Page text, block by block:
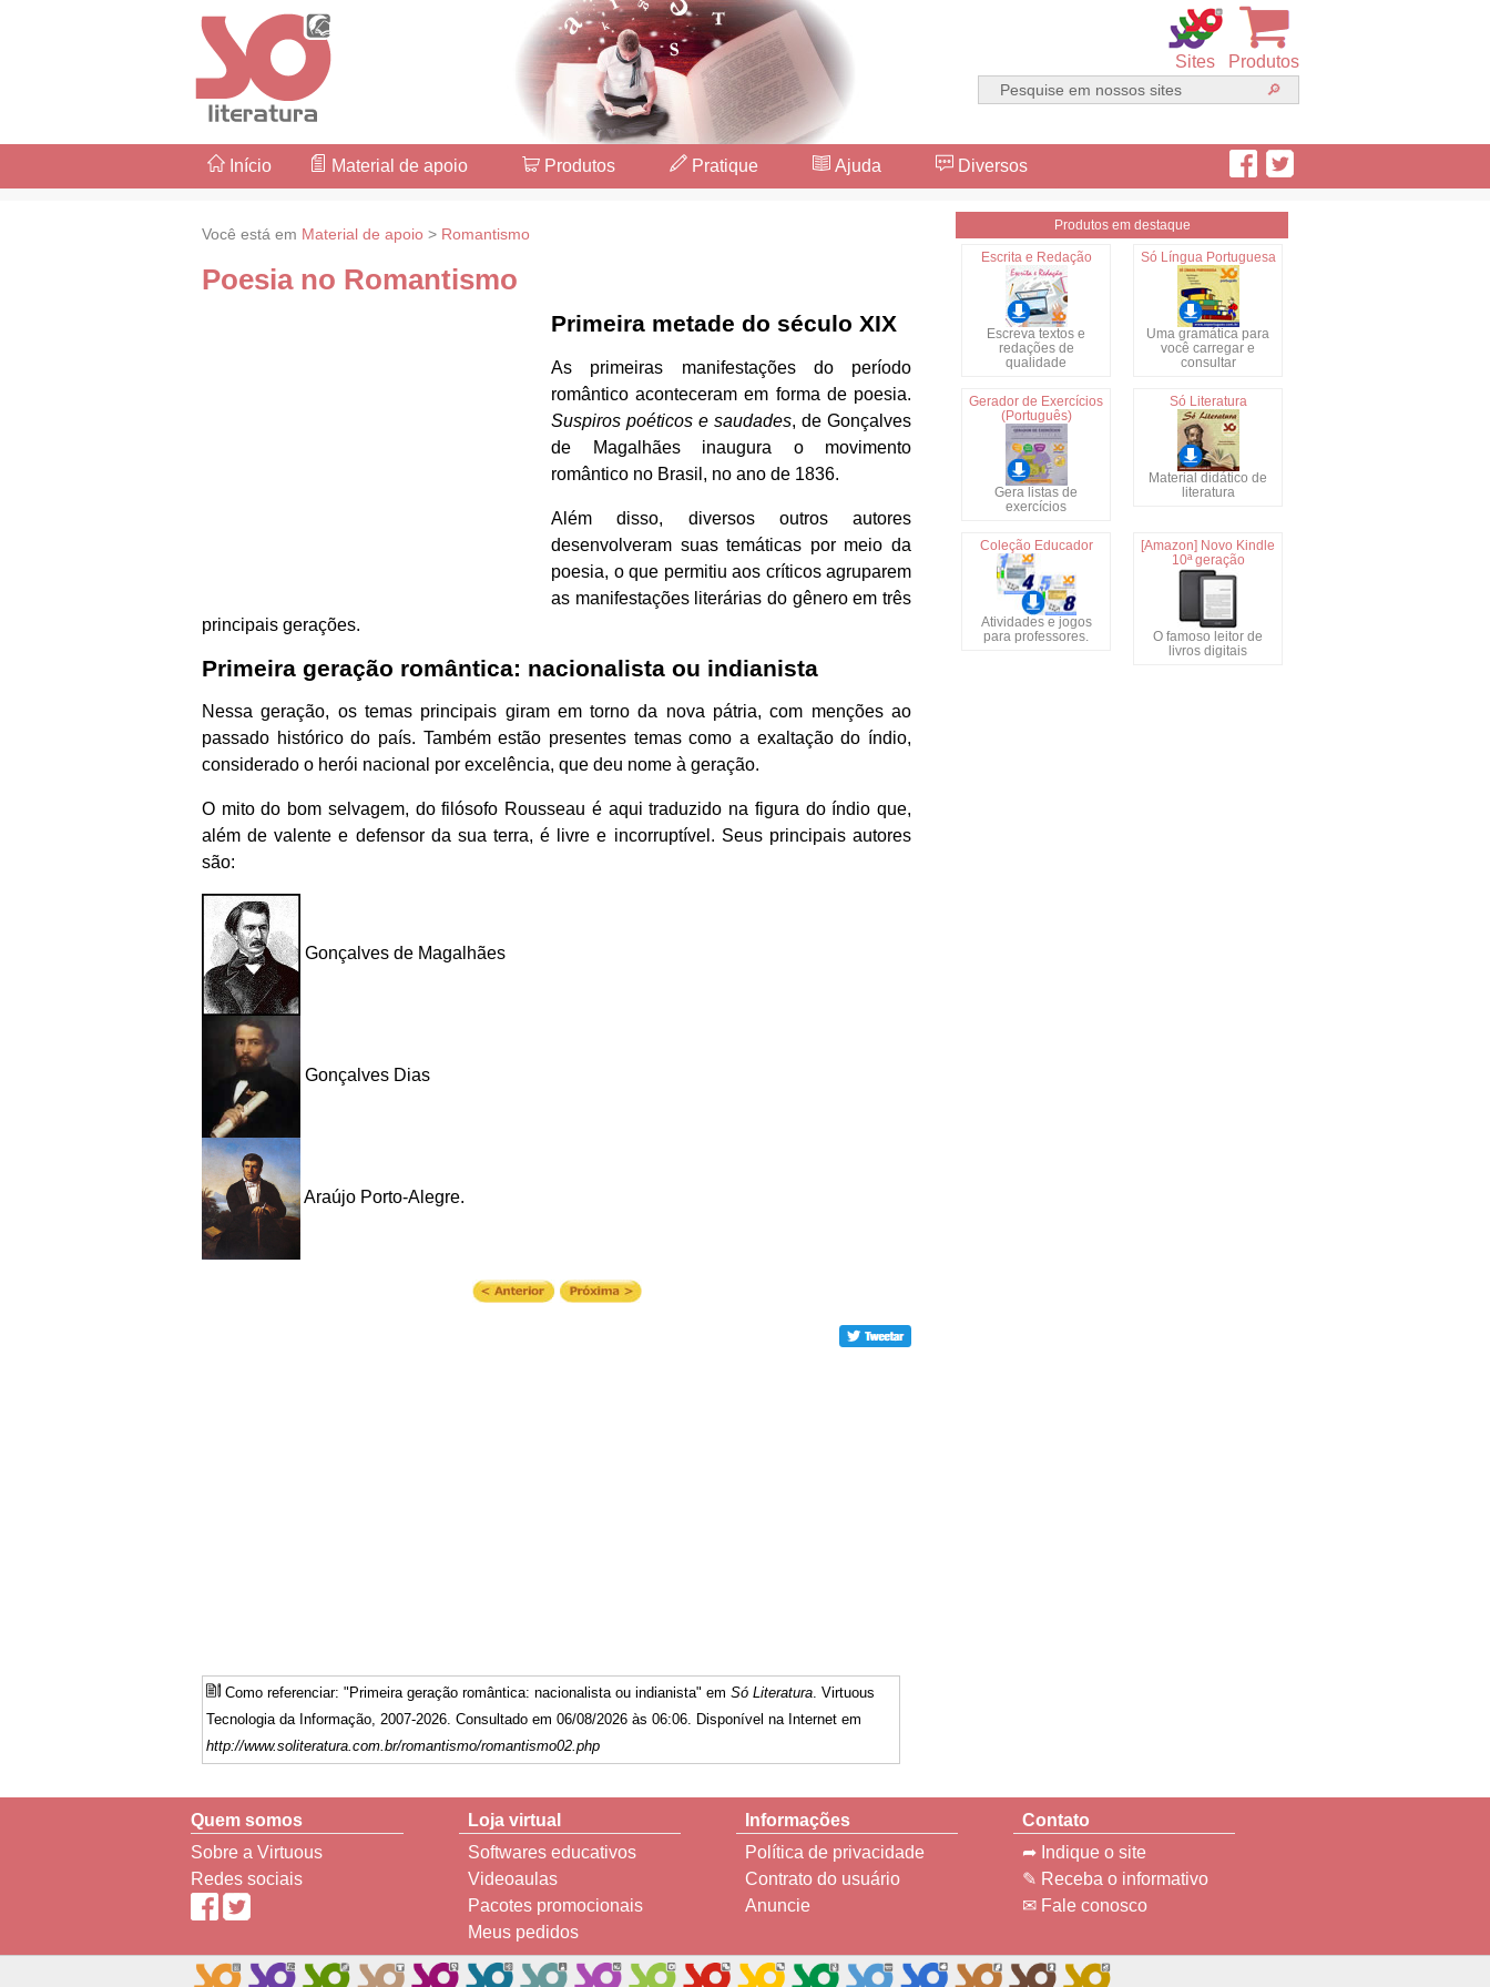
Produtos
Sites
Início Material de apoio Produtos Pratique Ajuda Diversos
Você está em Material de apoio > Romantismo
Poesia no Romantismo
Primeira metade do século XIX
As primeiras manifestações do período
romântico aconteceram em forma de poesia.
Suspiros poéticos e saudades, de Gonçalves
de Magalhães inaugura o movimento
romântico no Brasil, no ano de 1836.
Além disso, diversos outros autores
desenvolveram suas temáticas por meio da
poesia, o que permitiu aos críticos agruparem
as manifestações literárias do gênero em três
principais gerações.
Primeira geração romântica: nacionalista ou indianista
Nessa geração, os temas principais giram em torno da nova pátria, com menções ao
passado histórico do país. Também estão presentes temas como a exaltação do índio,
considerado o herói nacional por excelência, que deu nome à geração.
O mito do bom selvagem, do filósofo Rousseau é aqui traduzido na figura do índio que,
além de valente e defensor da sua terra, é livre e incorruptível. Seus principais autores
são:
Gonçalves de Magalhães
Gonçalves Dias
Araújo Porto-Alegre.
Como referenciar: "Primeira geração romântica: nacionalista ou indianista" em Só Literatura. Virtuous
Tecnologia da Informação, 2007-2026. Consultado em 06/08/2026 às 06:06. Disponível na Internet em
http://www.soliteratura.com.br/romantismo/romantismo02.php
Produtos em destaque
Escrita e Redação
Escreva textos e
redações de
qualidade
Só Língua Portuguesa
Uma gramática para
você carregar e
consultar
Gerador de Exercícios
(Português)
Gera listas de
exercícios
Só Literatura
Material didático de
literatura
Coleção Educador
Atividades e jogos
para professores.
[Amazon] Novo Kindle
10ª geração
O famoso leitor de
livros digitais
Quem somos
Sobre a Virtuous
Redes sociais
Loja virtual
Softwares educativos
Videoaulas
Pacotes promocionais
Meus pedidos
Informações
Política de privacidade
Contrato do usuário
Anuncie
Contato
➦ Indique o site
✎ Receba o informativo
✉ Fale conosco